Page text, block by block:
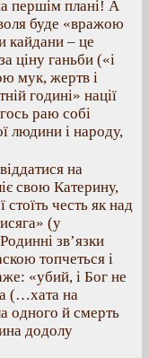
першім плані! А
буде «вражою
кайдани – це
ціну ганьби («і
мук, жертв і
годині» нації
раю собі
людини і народу,
на
свою Катерину,
честь як над
(у
зв’язки
топчеться і
«убий, і Бог не
(…хата на
одного й смерть
додолу